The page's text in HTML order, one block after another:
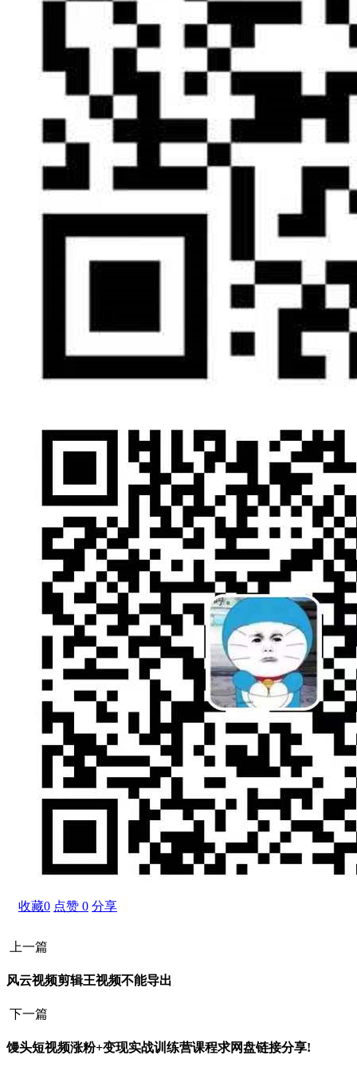
收藏0 点赞 0 分享
上一篇
风云视频剪辑王视频不能导出
下一篇
馒头短视频涨粉+变现实战训练营课程求网盘链接分享!